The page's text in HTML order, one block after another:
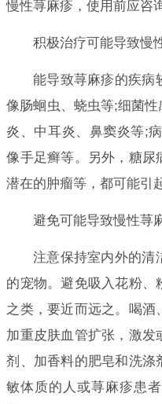
慢性荨麻疹，使用前应咨
积极治疗可能导致慢
能导致荨麻疹的疾病
像肠蛔虫、蛲虫等;细菌
炎、中耳炎、鼻窦炎等;
像手足癣等。另外，糖尿
潜在的肿瘤等，都可能引
避免可能导致慢性荨
注意保持室内外的清
的宠物。避免吸入花粉
之类，要近而远之。喝酒
加重皮肤血管扩张，激
剂、加香料的肥皂和洗涤
敏体质的人或荨麻疹患